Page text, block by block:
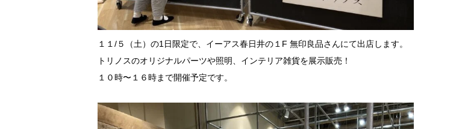
１１/５（土）の1日限定で、 イーアス春日井の１F 無印良品さんにて出店します。
トリノスのオリジナルパーツや照明、インテリア雑貨を展示販売！
１０時〜１６時まで開催予定です。